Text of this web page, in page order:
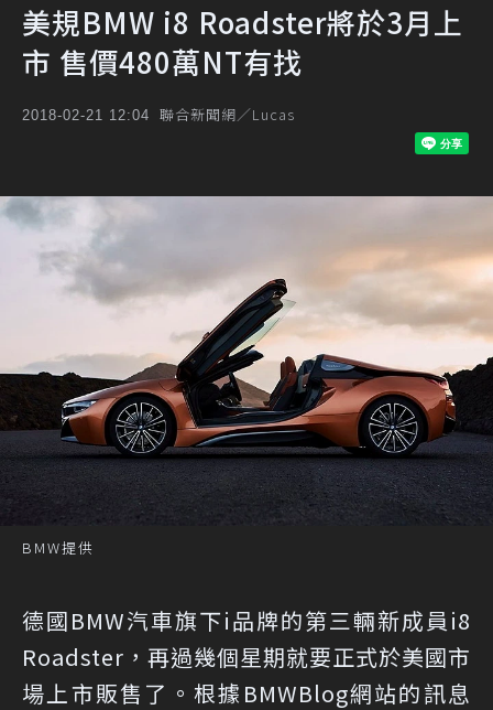
美規BMW i8 Roadster將於3月上
市 售價480萬NT有找
2018-02-21 12:04 聯合新聞網／Lucas
BMW提供
德國BMW汽車旗下i品牌的第三輛新成員i8
Roadster，再過幾個星期就要正式於美國市
場上市販售了。根據BMWBlog網站的訊息